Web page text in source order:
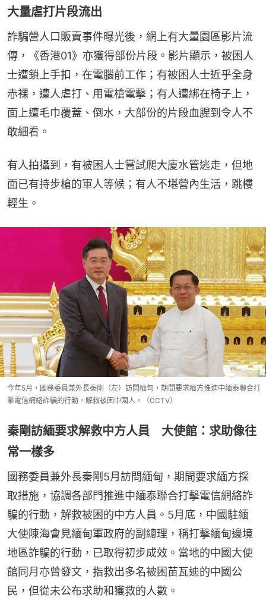
大量虐打片段流出
詐騙營人口販賣事件曝光後，網上有大量園區影片流
傳，《香港01》亦獲得部份片段。影片顯示，被困人
士遭鎖上手扣，在電腦前工作；有被困人士近乎全身
赤裸，遭人虐打、用電槍電擊；有人遭綁在椅子上，
面上遭毛巾覆蓋、倒水，大部份的片段血腥到令人不
敢細看。
有人拍攝到，有被困人士嘗試爬大廈水管逃走，但地
面已有持步槍的軍人等候；有人不堪營內生活，跳樓
輕生。
今年5月，國務委員兼外長秦剛（左）訪問緬甸，期間要求緬方推進中緬泰聯合打
擊電信網絡詐騙的行動，解救被困中國人。（CCTV）
秦剛訪緬要求解救中方人員 大使館：求助像往
常一樣多
國務委員兼外長秦剛5月訪問緬甸，期間要求緬方採
取措施，協調各部門推進中緬泰聯合打擊電信網絡詐
騙的行動，解救被困的中方人員。5月底，中國駐緬
大使陳海會見緬甸軍政府的副總理，稱打擊緬甸邊境
地區詐騙的行動，已取得初步成效。當地的中國大使
館同月亦曾發文，指救出多名被困苗瓦迪的中國公
民，但從未公布求助和獲救的人數。